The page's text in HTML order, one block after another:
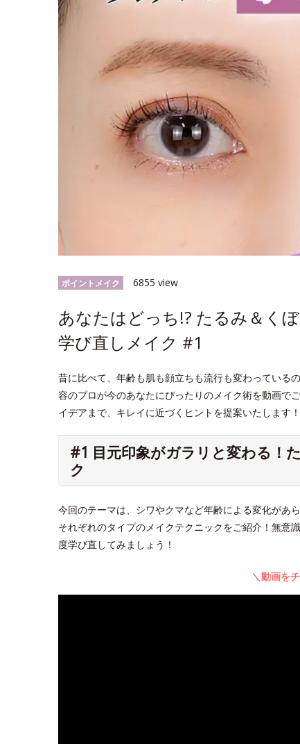
ポイントメイク 6855 view
あなたはどっち!? たるみ＆く
学び直しメイク #1
昔に比べて、年齢も肌も顔立ちも流行も変わっている
容のプロが今のあなたにぴったりのメイク術を動画で
イデアまで、キレイに近づくヒントを提案いたします！
#1 目元印象がガラリと変わる！
ク
今回のテーマは、シワやクマなど年齢による変化があ
それぞれのタイプのメイクテクニックをご紹介！無意
度学び直してみましょう！
＼動画を